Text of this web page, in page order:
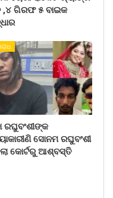
,୪ ଗିରଫ ୫ ବାଇକ
ରଘୁବଂଶୀଙ୍କ
ସୋନମ ରଘୁବଂଶୀ
କୋର୍ଟରୁ ଆଶ୍ବସ୍ତି